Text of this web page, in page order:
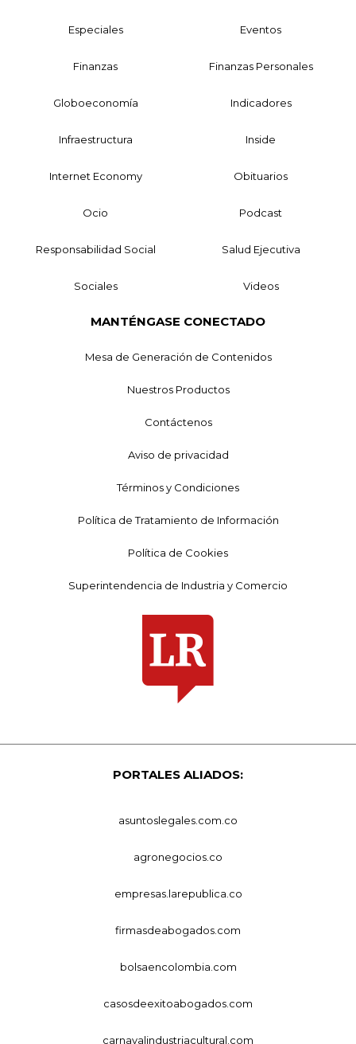
Especiales Eventos
Finanzas Finanzas Personales
Globoeconomía Indicadores
Infraestructura Inside
Internet Economy Obituarios
Ocio Podcast
Responsabilidad Social Salud Ejecutiva
Sociales Videos
MANTÉNGASE CONECTADO
Mesa de Generación de Contenidos
Nuestros Productos
Contáctenos
Aviso de privacidad
Términos y Condiciones
Política de Tratamiento de Información
Política de Cookies
Superintendencia de Industria y Comercio
PORTALES ALIADOS:
asuntoslegales.com.co
agronegocios.co
empresas.larepublica.co
firmasdeabogados.com
bolsaencolombia.com
casosdeexitoabogados.com
carnavalindustriacultural.com